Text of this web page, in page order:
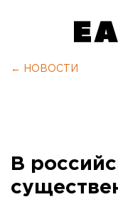
← НОВОСТИ
В